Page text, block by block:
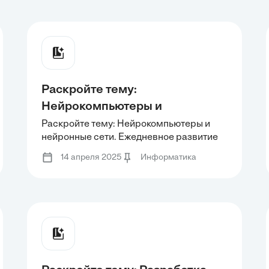
Раскройте тему:
Нейрокомпьютеры и
нейронные сети. Ежедневное
развитие технического
прогресса порождает
Раскройте тему: Нейрокомпьютеры и
нейронные сети. Ежедневное развитие
технического прогресса порождает
появление новых областей развития в
14 апреля 2025 Информатика